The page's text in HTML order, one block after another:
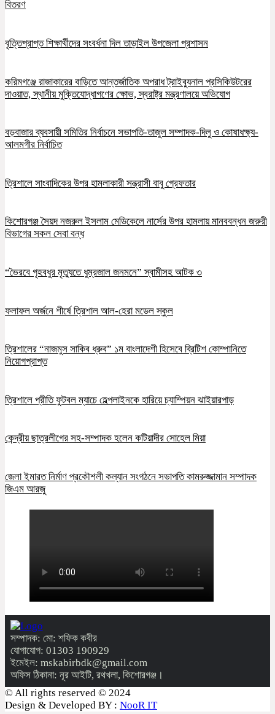
বিতরণ
বৃত্তিপ্রাপ্ত শিক্ষার্থীদের সংবর্ধনা দিল তাড়াইল উপজেলা প্রশাসন
করিমগঞ্জে রাজাকারের বাড়িতে আন্তর্জাতিক অপরাধ ট্রাইব্যুনাল প্রসিকিউটরের
দাওয়াত, স্থানীয় মুক্তিযোদ্ধাগণের ক্ষোভ, স্বরাষ্ট্র মন্ত্রণালয়ে অভিযোগ
বড়বাজার ব্যবসায়ী সমিতির নির্বাচনে সভাপতি-তাজুল সম্পাদক-দিলু ও কোষাধক্ষ্য-
আলমগীর নির্বাচিত
ত্রিশালে সাংবাদিকের উপর হামলাকারী সন্ত্রাসী বাবু গ্রেফতার
কিশোরগঞ্জ সৈয়দ নজরুল ইসলাম মেডিকেলে নার্সের উপর হামলায় মানববন্ধন জরুরী
বিভাগের সকল সেবা বন্ধ
“ভৈরবে গৃহবধুর মৃত্যুতে ধুম্রজাল জনমনে” স্বামীসহ আটক ৩
ফলাফল অর্জনে শীর্ষে ত্রিশাল আল-হেরা মডেল স্কুল
ত্রিশালের “নাজমুস সাকিব ধ্রুব” ১ম বাংলাদেশী হিসেবে ব্রিটিশ কোম্পানিতে
নিয়োগপ্রাপ্ত
ত্রিশালে প্রীতি ফুটবল ম্যাচে হেল্পলাইনকে হারিয়ে চ্যাম্পিয়ন ঝাইয়ারপাড়
কেন্দ্রীয় ছাত্রলীগের সহ-সম্পাদক হলেন কটিয়াদীর সোহেল মিয়া
জেলা ইমারত নির্মাণ প্রকৌশলী কল্যান সংগঠনে সভাপতি কামরুজ্জামান সম্পাদক
জিএম আরজু
সম্পাদক: মো: শফিক কবীর
যোগাযোগ: 01303 190929
ইমেইল: mskabirbdk@gmail.com
অফিস ঠিকানা: নূর আইটি, রথখলা, কিশোরগঞ্জ।
© All rights reserved © 2024
Design & Developed BY : NooR IT